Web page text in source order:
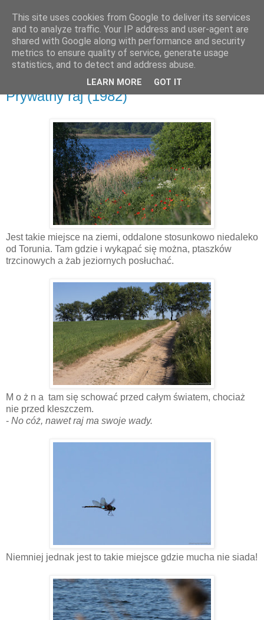
czwartek, 31 maja 2018
Prywatny raj (1982)
Jest takie miejsce na ziemi, oddalone stosunkowo niedaleko
od Torunia. Tam gdzie i wykąpać się można, ptaszków
trzcinowych a żab jeziornych posłuchać.
M o ż n a tam się schować przed całym światem, chociaż
nie przed kleszczem.
- No cóż, nawet raj ma swoje wady.
Niemniej jednak jest to takie miejsce gdzie mucha nie siada!
This site uses cookies from Google to deliver its services
and to analyze traffic. Your IP address and user-agent are
shared with Google along with performance and security
metrics to ensure quality of service, generate usage
statistics, and to detect and address abuse.
LEARN MORE GOT IT